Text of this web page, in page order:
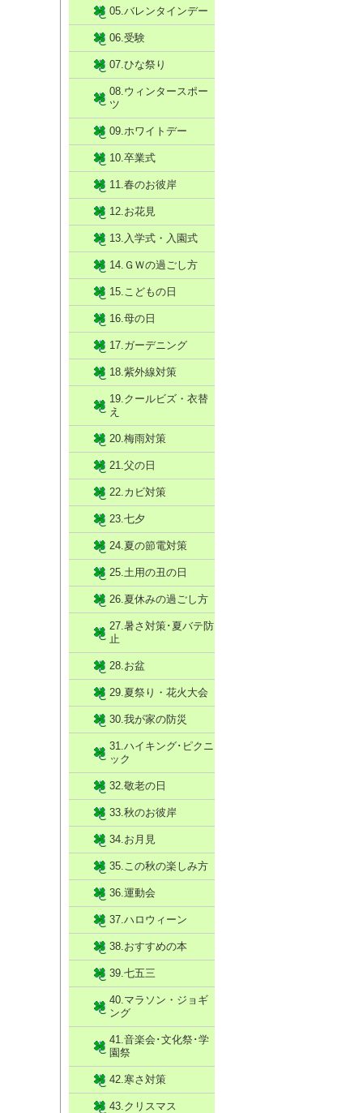
05.バレンタインデー
06.受験
07.ひな祭り
08.ウィンタースポー
ツ
09.ホワイトデー
10.卒業式
11.春のお彼岸
12.お花見
13.入学式・入園式
14.ＧＷの過ごし方
15.こどもの日
16.母の日
17.ガーデニング
18.紫外線対策
19.クールビズ・衣替
え
20.梅雨対策
21.父の日
22.カビ対策
23.七夕
24.夏の節電対策
25.土用の丑の日
26.夏休みの過ごし方
27.暑さ対策･夏バテ防
止
28.お盆
29.夏祭り・花火大会
30.我が家の防災
31.ハイキング･ピクニ
ック
32.敬老の日
33.秋のお彼岸
34.お月見
35.この秋の楽しみ方
36.運動会
37.ハロウィーン
38.おすすめの本
39.七五三
40.マラソン・ジョギ
ング
41.音楽会･文化祭･学
園祭
42.寒さ対策
43.クリスマス